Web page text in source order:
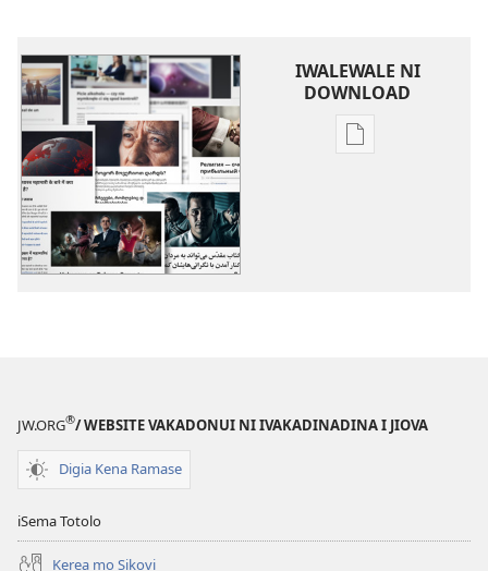
IWALEWALE NI
DOWNLOAD
Sala
Ulutaga
JW.ORG®/ WEBSITE VAKADONUI NI IVAKADINADINA I JIOVA
Digia Kena Ramase
iSema Totolo
Kerea mo Sikovi